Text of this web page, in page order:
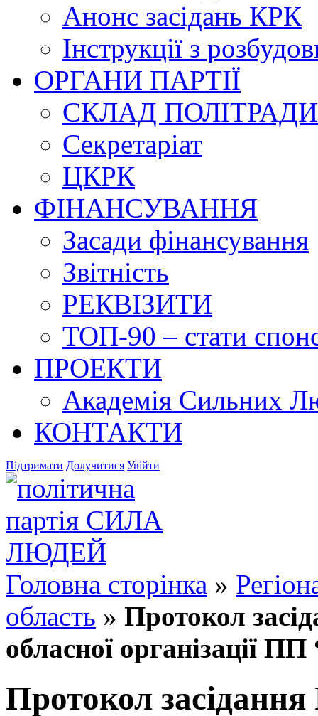
Анонс засідань КРК
Інструкції з
ОРГАНИ ПАРТІЇ
СКЛАД ПОЛІТРАДИ
Секретаріат
ЦКРК
ФІНАНСУВАННЯ
Засади фінансування
Звітність
РЕКВІЗИТИ
ТОП-90 – стати
ПРОЕКТИ
Академія Сильних
КОНТАКТИ
Підтримати Долучитися Увійти
Головна сторінка »
область » Протокол
обласної організації
Протокол